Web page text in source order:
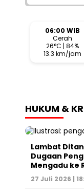
06:00 WIB
Cerah
26°C | 84%
13.3 km/jam
HUKUM &
Lambat
Dugaan
Mengadu ke
27 Juli 2026 |